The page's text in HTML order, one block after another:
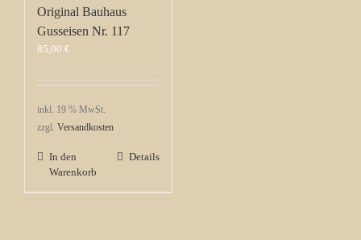
Original Bauhaus
Gusseisen Nr. 117
85,00 €
inkl. 19 % MwSt.
zzgl. Versandkosten
In den
Warenkorb
Details